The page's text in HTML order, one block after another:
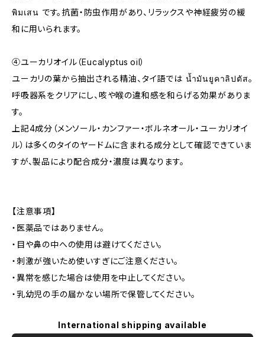
พิมเสน です。抗菌・防虫作用があり、リラックスや神経疲労の緩
和に用いられます。
④ユーカリオイル（Eucalyptus oil）
ユーカリの葉から抽出される精油、タイ語では น้ำมันยูคาลิปตัส。
呼吸器系をクリアにし、咳や喉の違和感を和らげる効果がありま
す。
上記4成分（メンソール・カンファー・ボルネオール・ユーカリオイ
ル）は多くのタイのヤードムに含まれる成分として確認できていま
すが、製品により配合成分・濃度は異なります。
【注意事項】
・医薬品ではありません。
・目や鼻の中への使用は避けてください。
・刺激が強いため使いすぎにご注意ください。
・異常を感じた場合は使用を中止してください。
・乳幼児の手の届かない場所で保管してください。
International shipping available